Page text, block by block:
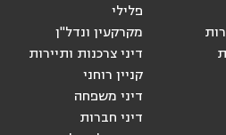
פלילי
מקרקעין ונדל"ן
דיני צרכנות ותיירות
קניין רוחני
דיני משפחה
דיני חברות